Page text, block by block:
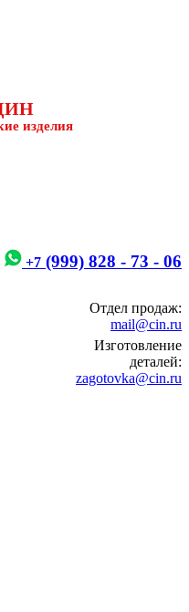
изделия
+7 (999) 828 - 73 - 06
Отдел продаж:
mail@cin.ru
Изготовление
деталей:
zagotovka@cin.ru